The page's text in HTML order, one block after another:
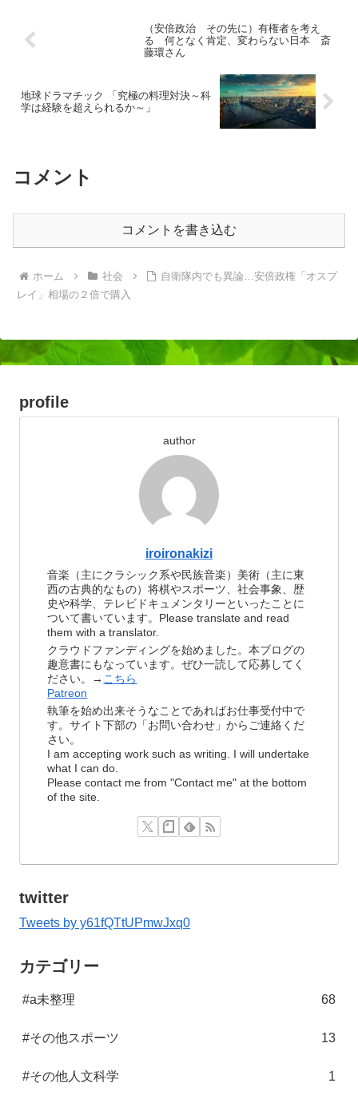
（安倍政治 その先に）有権者を考え
る 何となく肯定、変わらない日本 斎
藤環さん
地球ドラマチック 「究極の料理対決～科
学は経験を超えられるか～」
コメント
コメントを書き込む
ホーム 社会
自衛隊内でも異論…安倍政権「オスプ
レイ」相場の２倍で購入
profile
author
iroironakizi
音楽（主にクラシック系や民族音楽）美術（主に東
西の古典的なもの）将棋やスポーツ、社会事象、歴
史や科学、テレビドキュメンタリーといったことに
ついて書いています。Please translate and read
them with a translator.
クラウドファンディングを始めました。本ブログの
趣意書にもなっています。ぜひ一読して応募してく
ださい。→ こちら
Patreon
執筆を始め出来そうなことであればお仕事受付中で
す。サイト下部の「お問い合わせ」からご連絡くだ
さい。
I am accepting work such as writing. I will undertake
what I can do.
Please contact me from "Contact me" at the bottom
of the site.
twitter
Tweets by y61fQTtUPmwJxq0
カテゴリー
#a未整理 68
#その他スポーツ 13
#その他人文科学 1